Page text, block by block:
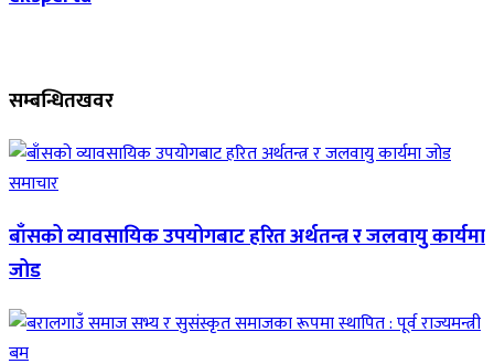
सम्बन्धितखवर
समाचार
बाँसको व्यावसायिक उपयोगबाट हरित अर्थतन्त्र र जलवायु कार्यमा
जोड